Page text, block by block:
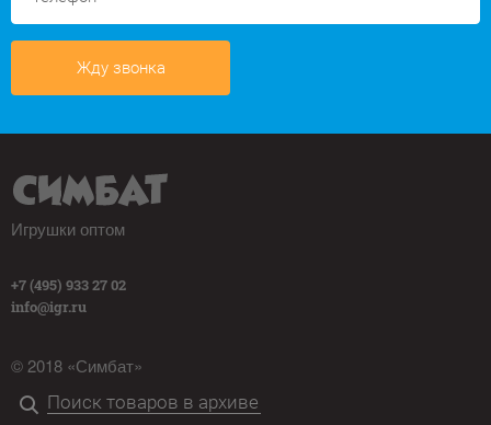
Жду звонка
Игрушки оптом
+7 (495) 933 27 02
info@igr.ru
© 2018 «Симбат»